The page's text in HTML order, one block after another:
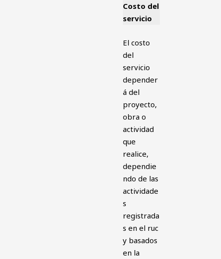
Costo del
servicio
El costo
del
servicio
depender
á del
proyecto,
obra o
actividad
que
realice,
dependie
ndo de las
actividade
s
registrada
s en el ruc
y basados
en la